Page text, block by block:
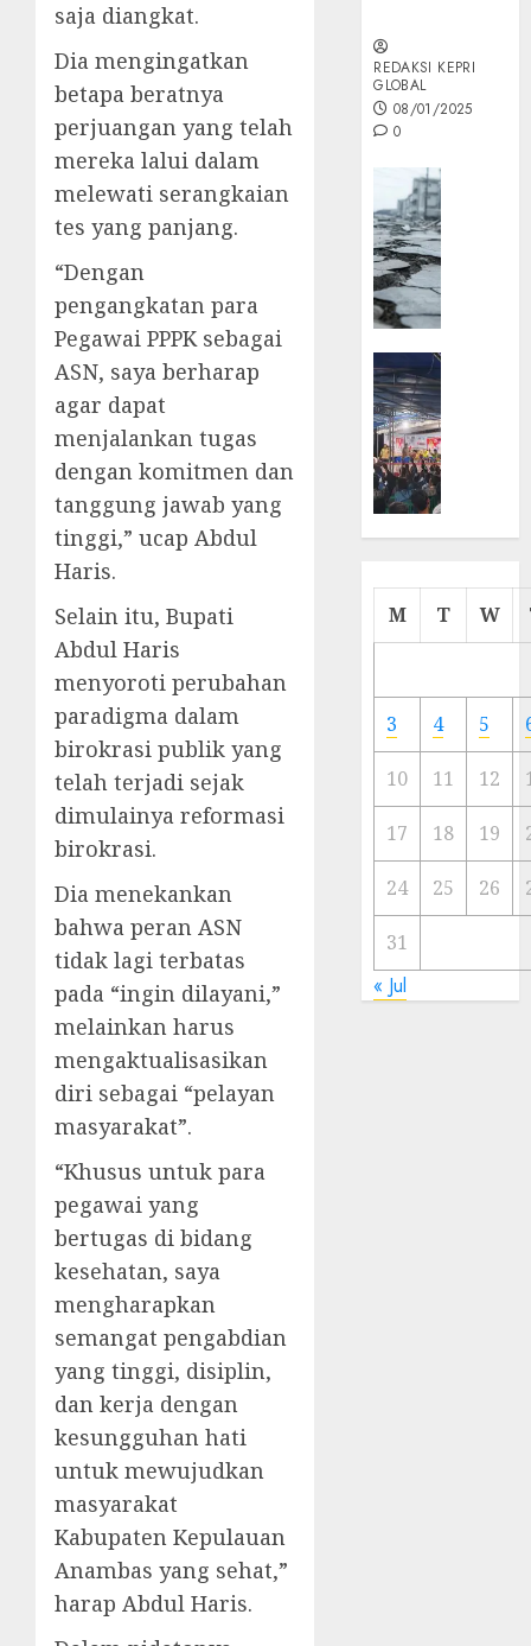
saja diangkat.
Dia mengingatkan
betapa beratnya
perjuangan yang telah
mereka lalui dalam
melewati serangkaian
tes yang panjang.
“Dengan
pengangkatan para
Pegawai PPPK sebagai
ASN, saya berharap
agar dapat
menjalankan tugas
dengan komitmen dan
tanggung jawab yang
tinggi,” ucap Abdul
Haris.
Selain itu, Bupati
Abdul Haris
menyoroti perubahan
paradigma dalam
birokrasi publik yang
telah terjadi sejak
dimulainya reformasi
birokrasi.
Dia menekankan
bahwa peran ASN
tidak lagi terbatas
pada “ingin dilayani,”
melainkan harus
mengaktualisasikan
diri sebagai “pelayan
masyarakat”.
“Khusus untuk para
pegawai yang
bertugas di bidang
kesehatan, saya
mengharapkan
semangat pengabdian
yang tinggi, disiplin,
dan kerja dengan
kesungguhan hati
untuk mewujudkan
masyarakat
Kabupaten Kepulauan
Anambas yang sehat,”
harap Abdul Haris.
REDAKSI KEPRI
GLOBAL
08/01/2025
0
Cermin
Ibu
Kota
23/11/
M T W
3 4 5
10 11 12
17 18 19
24 25 26
31
« Jul